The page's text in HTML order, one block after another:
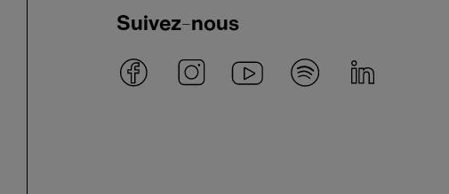
Suivez-nous